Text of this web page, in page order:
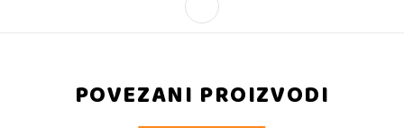
POVEZANI PROIZVODI